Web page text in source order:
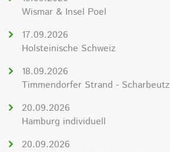
Wismar & Insel Poel
17.09.2026
Holsteinische Schweiz
18.09.2026
Timmendorfer Strand - Scharbeutz
20.09.2026
Hamburg individuell
20.09.2026